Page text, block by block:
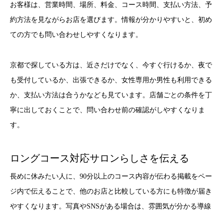
お客様は、営業時間、場所、料金、コース時間、支払い方法、予
約方法を見ながらお店を選びます。情報が分かりやすいと、初め
ての方でも問い合わせしやすくなります。
京都で探している方は、近さだけでなく、今すぐ行けるか、夜で
も受付しているか、出張できるか、女性専用か男性も利用できる
か、支払い方法は合うかなども見ています。店舗ごとの条件を丁
寧に出しておくことで、問い合わせ前の確認がしやすくなりま
す。
ロングコース対応サロンらしさを伝える
長めに休みたい人に、90分以上のコース内容が伝わる掲載をペー
ジ内で伝えることで、他のお店と比較している方にも特徴が届き
やすくなります。写真やSNSがある場合は、雰囲気が分かる導線